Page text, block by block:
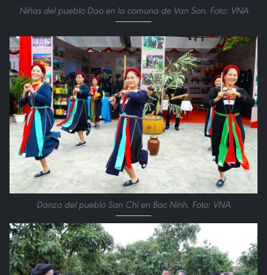
Niñas del pueblo Dao en la comuna de Van Son. Foto: VNA
Danza del pueblo San Chi en Bac Ninh. Foto: VNA